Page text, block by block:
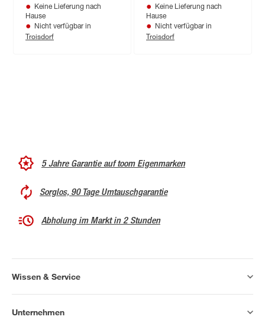
Keine Lieferung nach
Hause
Nicht verfügbar in
Troisdorf
Keine Lieferung nach
Hause
Nicht verfügbar in
Troisdorf
5 Jahre Garantie auf toom Eigenmarken
Sorglos, 90 Tage Umtauschgarantie
Abholung im Markt in 2 Stunden
Wissen & Service
Unternehmen